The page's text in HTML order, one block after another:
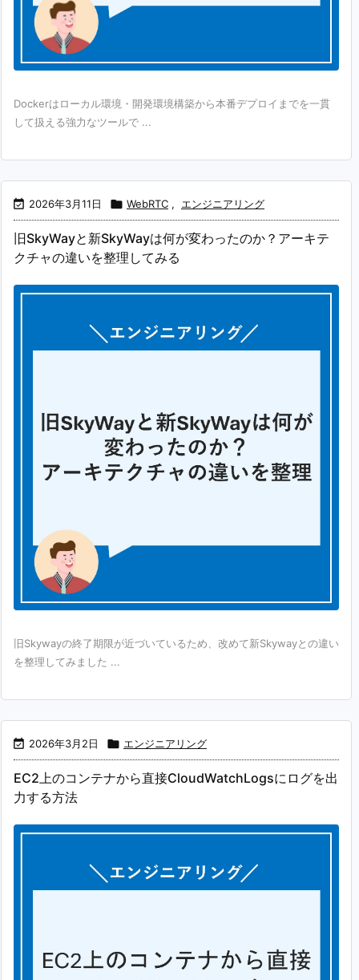
Dockerはローカル環境・開発環境構築から本番デプロイまでを一貫
して扱える強力なツールで ...
 2026年3月11日  WebRTC , エンジニアリング
旧SkyWayと新SkyWayは何が変わったのか？アーキテ
クチャの違いを整理してみる
旧Skywayの終了期限が近づいているため、改めて新Skywayとの違い
を整理してみました ...
 2026年3月2日  エンジニアリング
EC2上のコンテナから直接CloudWatchLogsにログを出
力する方法